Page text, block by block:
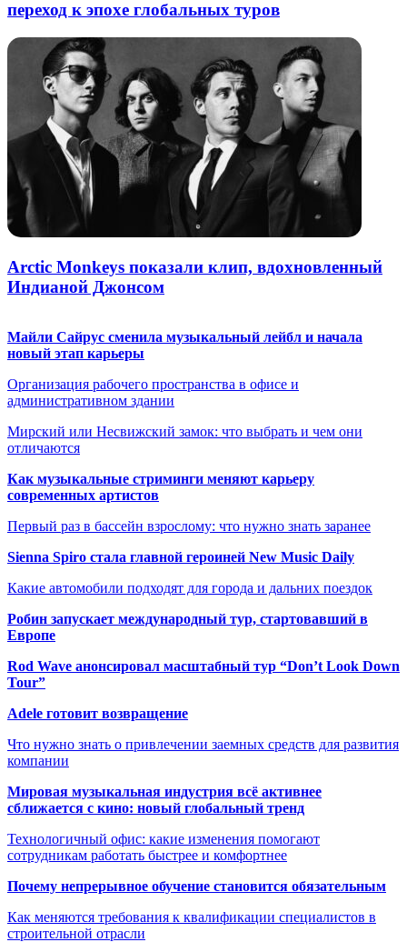
переход к эпохе глобальных туров
Arctic Monkeys показали клип, вдохновленный
Индианой Джонсом
Майли Сайрус сменила музыкальный лейбл и начала
новый этап карьеры
Организация рабочего пространства в офисе и
административном здании
Мирский или Несвижский замок: что выбрать и чем они
отличаются
Как музыкальные стриминги меняют карьеру
современных артистов
Первый раз в бассейн взрослому: что нужно знать заранее
Sienna Spiro стала главной героиней New Music Daily
Какие автомобили подходят для города и дальних поездок
Робин запускает международный тур, стартовавший в
Европе
Rod Wave анонсировал масштабный тур “Don’t Look Down
Tour”
Adele готовит возвращение
Что нужно знать о привлечении заемных средств для развития
компании
Мировая музыкальная индустрия всё активнее
сближается с кино: новый глобальный тренд
Технологичный офис: какие изменения помогают
сотрудникам работать быстрее и комфортнее
Почему непрерывное обучение становится обязательным
Как меняются требования к квалификации специалистов в
строительной отрасли